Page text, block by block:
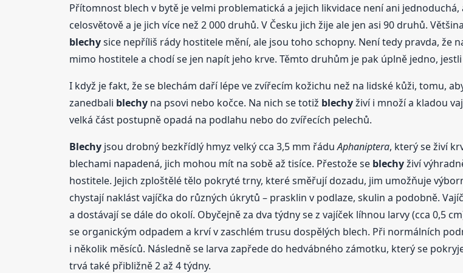
Přítomnost blech v bytě je velmi problematická a jejich likvidace není ani
celosvětově a je jich více než 2 000 druhů. V Česku jich žije ale jen asi 90 druhů.
blechysice nepříliš rády hostitele mění, ale jsou toho schopny. Není tedy pravda, že
mimo hostitele a chodí se jen napít jeho krve. Těmto druhům je pak úplně jedno,
I když je fakt, že se blechám daří lépe ve zvířecím kožichu než na lidské kůži, tomu,
zanedbali blechyna psovi nebo kočce. Na nich se totiž blechyživí i množí a kladou
velká část postupně opadá na podlahu nebo do zvířecích pelechů.
Blechyjsou drobný bezkřídlý hmyz velký cca 3,5 mm řáduAphaniptera, který se živí
blechami napadená, jich mohou mít na sobě až tisíce. Přestože se blechyživí
hostitele. Jejich zploštělé tělo pokryté trny, které směřují dozadu, jim umožňuje
chystají naklást vajíčka do různých úkrytů – prasklin v podlaze, skulin a podobně.
a dostávají se dále do okolí. Obyčejně za dva týdny se z vajíček líhnou larvy (cca 0,5
se organickým odpadem a krví v zaschlém trusu dospělých blech. Při normálních
i několik měsíců. Následně se larva zapřede do hedvábného zámotku, který se
trvá také přibližně 2 až 4 týdny.